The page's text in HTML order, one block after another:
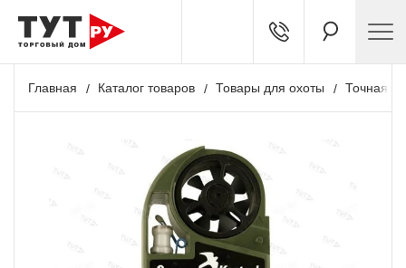
Главная Каталог товаров Товары для охоты Точная